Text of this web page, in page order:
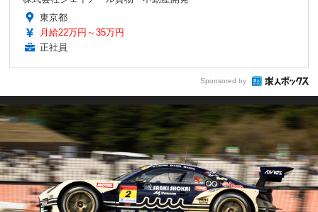
東京都
月給22万円～35万円
正社員
Sponsored by